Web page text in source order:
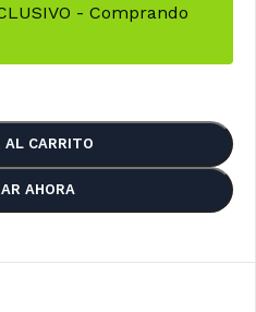
- Comprando
AL CARRITO
AHORA